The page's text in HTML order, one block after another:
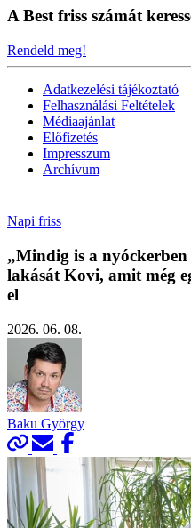
A Best friss számát
Rendeld meg!
Adatkezelési tájékoztató
Felhasználási Feltételek
Médiaajánlat
Előfizetés
Impresszum
Archívum
Napi friss
„Mindig is a
lakását Kovi, amit még
el
2026. 06. 08.
Baku György